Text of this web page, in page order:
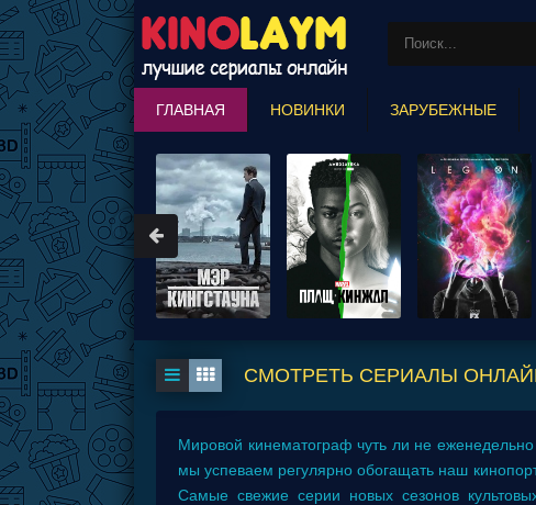
СМОТРЕТЬ СЕРИАЛЫ ОНЛАЙН
Мировой кинематограф чуть ли не
мы успеваем регулярно обогащать наш
Самые свежие серии новых сезонов
ГЛАВНАЯ НОВИНКИ ЗАРУБЕЖНЫЕ
MARVEL COMICS